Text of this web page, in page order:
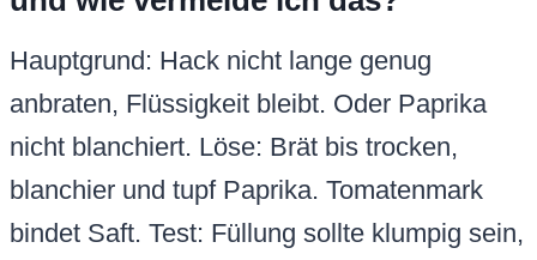
Hauptgrund: Hack nicht lange genug
anbraten, Flüssigkeit bleibt. Oder Paprika
nicht blanchiert. Löse: Brät bis trocken,
blanchier und tupf Paprika. Tomatenmark
bindet Saft. Test: Füllung sollte klumpig sein,